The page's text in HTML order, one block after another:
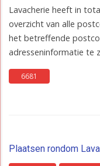
Lavacherie heeft in
overzicht van alle
het betreffende
adresseninformatie te
6681
Plaatsen rondom